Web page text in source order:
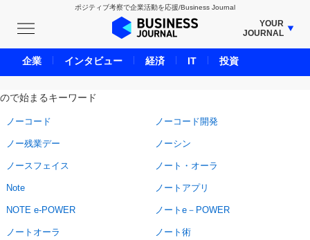
ポジティブ考察で企業活動を応援/Business Journal
YOUR
JOURNAL
BUSINESS JOURNAL
UNICORN JOURNAL
IVS JOURNAL
ENERGY MANAGEMENT JOURNAL
INBOUND JOURNAL
ので始まるキーワード
ノーコード ノーコード開発
ノー残業デー ノーシン
ノースフェイス ノート・オーラ
Note ノートアプリ
NOTE e-POWER ノートe－POWER
ノートオーラ ノート術
企業 インタビュー 経済 IT 投資